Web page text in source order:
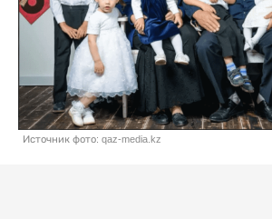
Источник фото: qaz-media.kz